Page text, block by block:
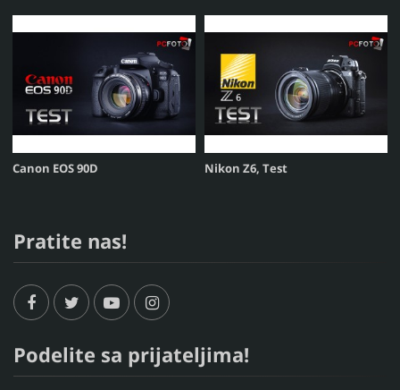
Canon EOS 90D Nikon Z6, Test
Pratite nas!
Podelite sa prijateljima!